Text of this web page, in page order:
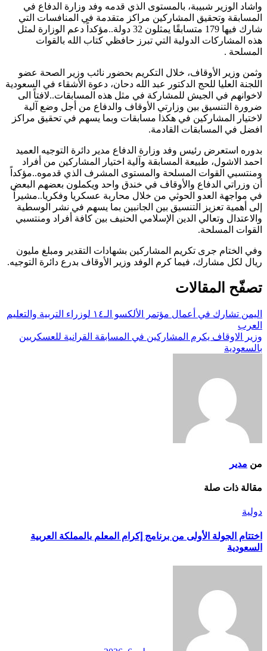
واشاد الوزير شبيبة، بالمستوى الذي قدمه وفد وزارة الدفاع في
المسابقة وتحقيق المشاركين مراكز متقدمة في المنافسات التي
شارك فيها 179 متسابقًا يمثلون 32 دولة..مؤكداً دعم الوزارة لمثل
هذه المشاركات الدولية التي تبرز حافظي كتاب الله بالقوات
المسلحة .
وثمن وزير الأوقاف، خلال التكريم بحضور نائب وزير الصحة عضو
اللجنة العليا للحج الدكتور عبد الله دحان، دعوة الأشقاء في السعودية
لاخوانهم في الجيش للمشاركة في مثل هذه المسابقات..لافتاً الى
ضرورة التنسيق بين وزارتي الأوقاف والدفاع من أجل وضع آلية
لاختيار المشاركين في هكذا مسابقات وبما يسهم في تحقيق مراكز
افضل في المسابقات القادمة.
بدوره استعرض رئيس وفد وزارة الدفاع مدير دائرة التوجيه العميد
احمد الاشول، طبيعة المسابقة وآلية اختيار المشاركين من أفراد
ومنتسبي القوات المسلحة والمستوى المشرف الذي قدموه..مؤكداً
أن وزراتي الدفاع والأوقاف في خندق واحد ويكملون بعضهم البعض
في مواجهة العدو الحوثي من خلال محاربة عسكريا وفكريا..مشيراً
إلى أهمية تعزيز التنسيق بين الجانبين بما يسهم في نشر الوسطية
والاعتدال وتعالي الدين الإسلامي الحنيف بين كافة أفراد ومنتسبي
القوات المسلحة.
وفي الختام جرى تكريم المشاركين بشهادات التقدير ومبلغ مليون
ريال لكل مشارك، فيما كرم الوفد وزير الأوقاف بدرع دائرة التوجيه.
تصفّح المقالات
اليمن تشارك في أعمال مؤتمر الألكسو الـ١٤ لوزراء التربية والتعليم
العرب
وزير الاوقاف يكرم المشاركين في المسابقة القرانية للعسكريين
بالسعودية
من مدير
مقالة ذات صلة
دولية
اختتام الجولة الأولى من برنامج إكرام المعلم بالمملكة العربية
السعودية